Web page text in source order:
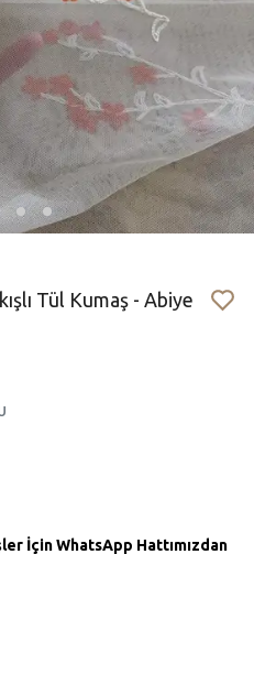
Tül Kumaş - Abiye
İçin WhatsApp Hattımızdan